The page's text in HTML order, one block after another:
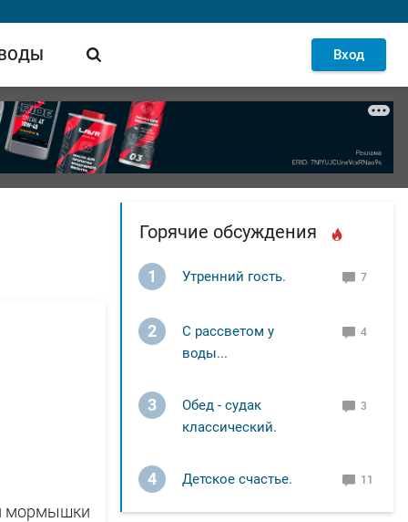
Вход
мормышки
Горячие обсуждения
1 Утренний гость. 7
2
С рассветом у
воды...
4
3
Обед - судак
классический.
3
4 Детское счастье. 11